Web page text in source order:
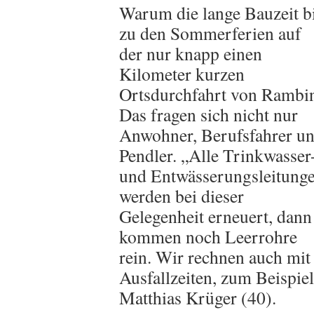
Warum die lange Bauzeit
zu den Sommerferien auf
der nur knapp einen
Kilometer kurzen
Ortsdurchfahrt von
Das fragen sich nicht nur
Anwohner, Berufsfahrer
Pendler. „Alle
und
werden bei dieser
Gelegenheit erneuert, dann
kommen noch Leerrohre
rein. Wir rechnen auch mit
Ausfallzeiten, zum
Matthias Krüger (40).